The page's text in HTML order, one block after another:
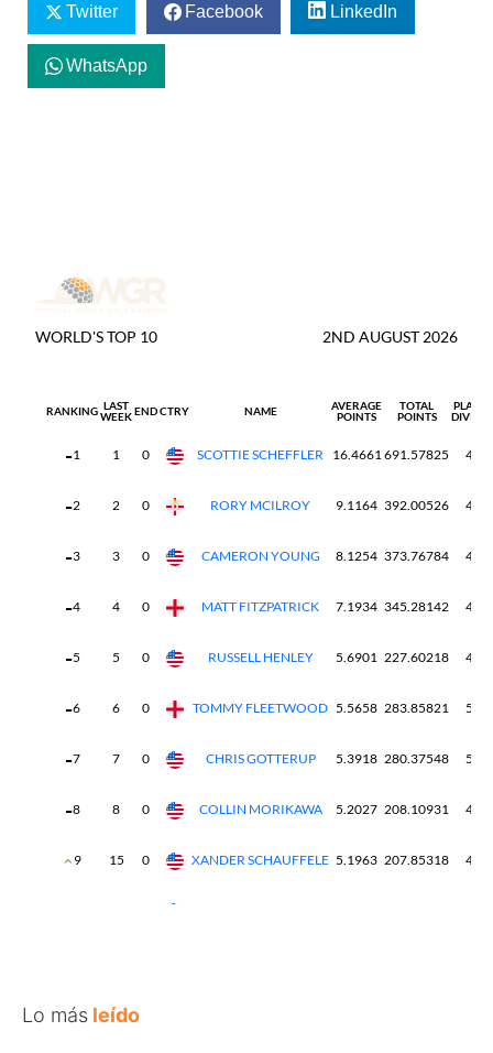
Twitter Facebook LinkedIn
WhatsApp
Lo más leído